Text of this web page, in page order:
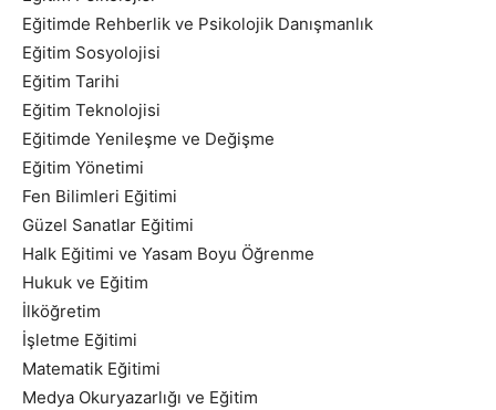
Eğitimde Rehberlik ve Psikolojik Danışmanlık
Eğitim Sosyolojisi
Eğitim Tarihi
Eğitim Teknolojisi
Eğitimde Yenileşme ve Değişme
Eğitim Yönetimi
Fen Bilimleri Eğitimi
Güzel Sanatlar Eğitimi
Halk Eğitimi ve Yasam Boyu Öğrenme
Hukuk ve Eğitim
İlköğretim
İşletme Eğitimi
Matematik Eğitimi
Medya Okuryazarlığı ve Eğitim